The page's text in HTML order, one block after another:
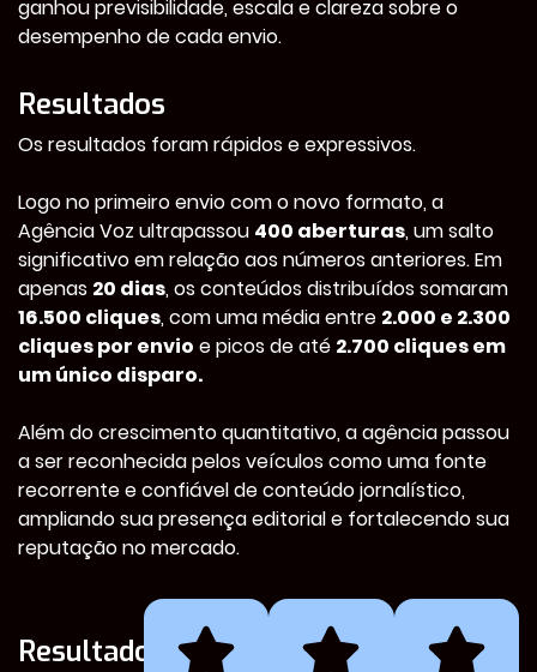
ganhou previsibilidade, escala e clareza sobre o
desempenho de cada envio.
Resultados
Os resultados foram rápidos e expressivos.
Logo no primeiro envio com o novo formato, a
Agência Voz ultrapassou 400 aberturas, um salto
significativo em relação aos números anteriores. Em
apenas 20 dias, os conteúdos distribuídos somaram
16.500 cliques, com uma média entre 2.000 e 2.300
cliques por envio e picos de até 2.700 cliques em
um único disparo.
Além do crescimento quantitativo, a agência passou
a ser reconhecida pelos veículos como uma fonte
recorrente e confiável de conteúdo jornalístico,
ampliando sua presença editorial e fortalecendo sua
reputação no mercado.
Resultados